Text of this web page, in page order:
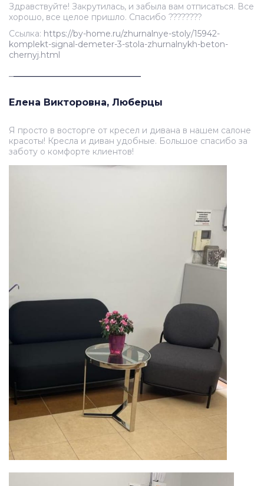
Здравствуйте! Закрутилась, и забыла вам отписаться. Все
хорошо, все целое пришло. Спасибо ????????
Ссылка: https://by-home.ru/zhurnalnye-stoly/15942-
komplekt-signal-demeter-3-stola-zhurnalnykh-beton-
chernyj.html
Елена Викторовна, Люберцы
Я просто в восторге от кресел и дивана в нашем салоне
красоты! Кресла и диван удобные. Большое спасибо за
заботу о комфорте клиентов!